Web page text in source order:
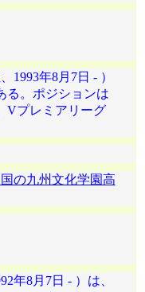
1993年8月7日 - ）
る。ポジションは
Vプレミアリーグ
の九州文化学園高
年8月7日 - ）は、